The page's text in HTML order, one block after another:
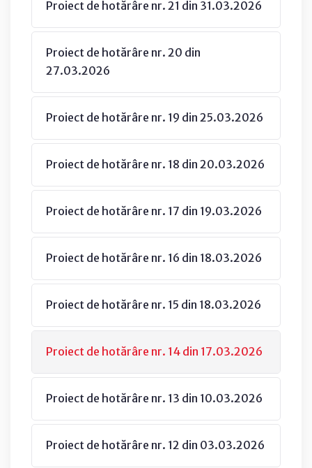
Proiect de hotărâre nr. 21 din 31.03.2026
Proiect de hotărâre nr. 20 din
27.03.2026
Proiect de hotărâre nr. 19 din 25.03.2026
Proiect de hotărâre nr. 18 din 20.03.2026
Proiect de hotărâre nr. 17 din 19.03.2026
Proiect de hotărâre nr. 16 din 18.03.2026
Proiect de hotărâre nr. 15 din 18.03.2026
Proiect de hotărâre nr. 14 din 17.03.2026
Proiect de hotărâre nr. 13 din 10.03.2026
Proiect de hotărâre nr. 12 din 03.03.2026